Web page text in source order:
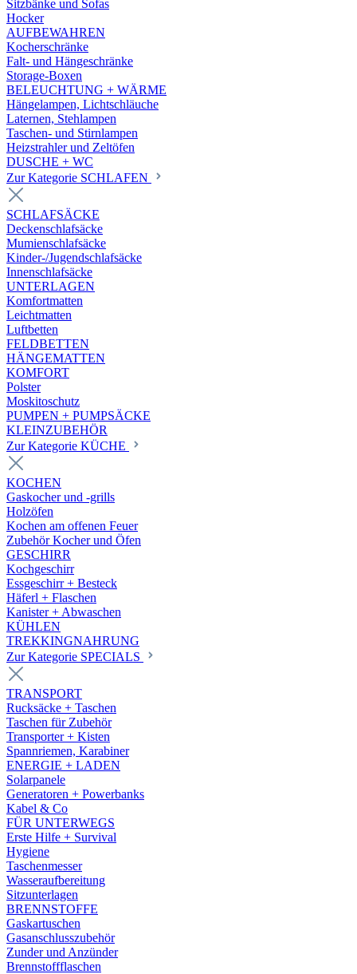
Sitzbänke und Sofas
Hocker
AUFBEWAHREN
Kocherschränke
Falt- und Hängeschränke
Storage-Boxen
BELEUCHTUNG + WÄRME
Hängelampen, Lichtschläuche
Laternen, Stehlampen
Taschen- und Stirnlampen
Heizstrahler und Zeltöfen
DUSCHE + WC
Zur Kategorie SCHLAFEN
SCHLAFSÄCKE
Deckenschlafsäcke
Mumienschlafsäcke
Kinder-/Jugendschlafsäcke
Innenschlafsäcke
UNTERLAGEN
Komfortmatten
Leichtmatten
Luftbetten
FELDBETTEN
HÄNGEMATTEN
KOMFORT
Polster
Moskitoschutz
PUMPEN + PUMPSÄCKE
KLEINZUBEHÖR
Zur Kategorie KÜCHE
KOCHEN
Gaskocher und -grills
Holzöfen
Kochen am offenen Feuer
Zubehör Kocher und Öfen
GESCHIRR
Kochgeschirr
Essgeschirr + Besteck
Häferl + Flaschen
Kanister + Abwaschen
KÜHLEN
TREKKINGNAHRUNG
Zur Kategorie SPECIALS
TRANSPORT
Rucksäcke + Taschen
Taschen für Zubehör
Transporter + Kisten
Spannriemen, Karabiner
ENERGIE + LADEN
Solarpanele
Generatoren + Powerbanks
Kabel & Co
FÜR UNTERWEGS
Erste Hilfe + Survival
Hygiene
Taschenmesser
Wasseraufbereitung
Sitzunterlagen
BRENNSTOFFE
Gaskartuschen
Gasanschlusszubehör
Zunder und Anzünder
Brennstoffflaschen